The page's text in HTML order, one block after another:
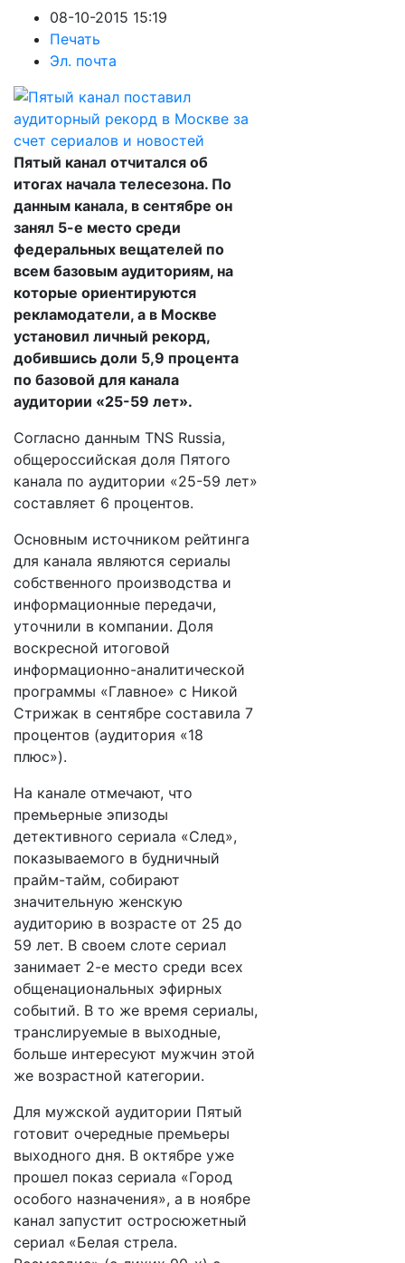
08-10-2015 15:19
Печать
Эл. почта
Пятый канал отчитался об
итогах начала телесезона. По
данным канала, в сентябре он
занял 5-е место среди
федеральных вещателей по
всем базовым аудиториям, на
которые ориентируются
рекламодатели, а в Москве
установил личный рекорд,
добившись доли 5,9 процента
по базовой для канала
аудитории «25-59 лет».
Согласно данным TNS Russia,
общероссийская доля Пятого
канала по аудитории «25-59 лет»
составляет 6 процентов.
Основным источником рейтинга
для канала являются сериалы
собственного производства и
информационные передачи,
уточнили в компании. Доля
воскресной итоговой
информационно-аналитической
программы «Главное» с Никой
Стрижак в сентябре составила 7
процентов (аудитория «18
плюс»).
На канале отмечают, что
премьерные эпизоды
детективного сериала «След»,
показываемого в будничный
прайм-тайм, собирают
значительную женскую
аудиторию в возрасте от 25 до
59 лет. В своем слоте сериал
занимает 2-е место среди всех
общенациональных эфирных
событий. В то же время сериалы,
транслируемые в выходные,
больше интересуют мужчин этой
же возрастной категории.
Для мужской аудитории Пятый
готовит очередные премьеры
выходного дня. В октябре уже
прошел показ сериала «Город
особого назначения», а в ноябре
канал запустит остросюжетный
сериал «Белая стрела.